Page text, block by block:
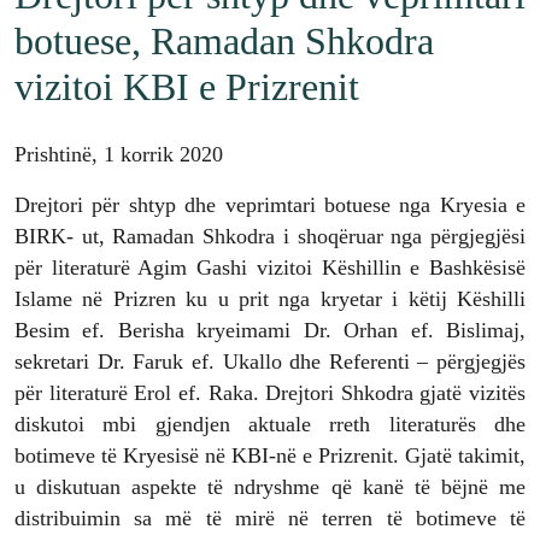
botuese, Ramadan Shkodra
vizitoi KBI e Prizrenit
Prishtinë, 1 korrik 2020
Drejtori për shtyp dhe veprimtari botuese nga Kryesia e
BIRK- ut, Ramadan Shkodra i shoqëruar nga përgjegjësi
për literaturë Agim Gashi vizitoi Këshillin e Bashkësisë
Islame në Prizren ku u prit nga kryetar i këtij Këshilli
Besim ef. Berisha kryeimami Dr. Orhan ef. Bislimaj,
sekretari Dr. Faruk ef. Ukallo dhe Referenti – përgjegjës
për literaturë Erol ef. Raka. Drejtori Shkodra gjatë vizitës
diskutoi mbi gjendjen aktuale rreth literaturës dhe
botimeve të Kryesisë në KBI-në e Prizrenit. Gjatë takimit,
u diskutuan aspekte të ndryshme që kanë të bëjnë me
distribuimin sa më të mirë në terren të botimeve të